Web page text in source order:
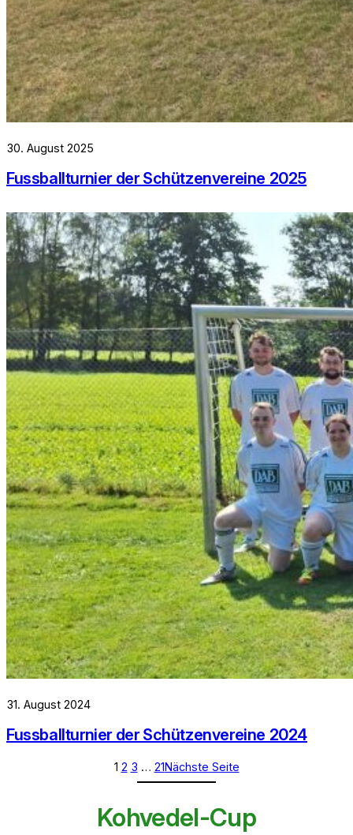
30. August 2025
Fussballturnier der Schützenvereine 2025
31. August 2024
Fussballturnier der Schützenvereine 2024
1 2 3 … 21Nächste Seite
Kohvedel-Cup